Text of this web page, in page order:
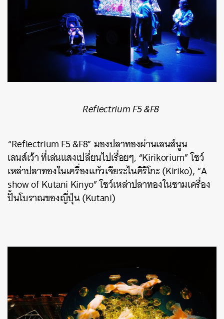
Reflectrium F5 &F8
“Reflectrium F5 &F8” มองปลาทองผ่านเลนส์นูน
เลนส์เว้า ที่เล่นแสงเปลี่ยนไปเรื่อยๆ, “Kirikorium” โชว์
เหล่าปลาทองในเครื่องแก้วเจียระไนคิริโกะ (Kiriko), “A
show of Kutani Kinyo” โชว์เหล่าปลาทองในชามเครื่อง
ปั้นโบราณของญี่ปุ่น (Kutani)